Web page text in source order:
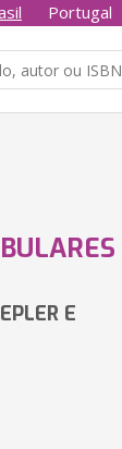
Portugal
E